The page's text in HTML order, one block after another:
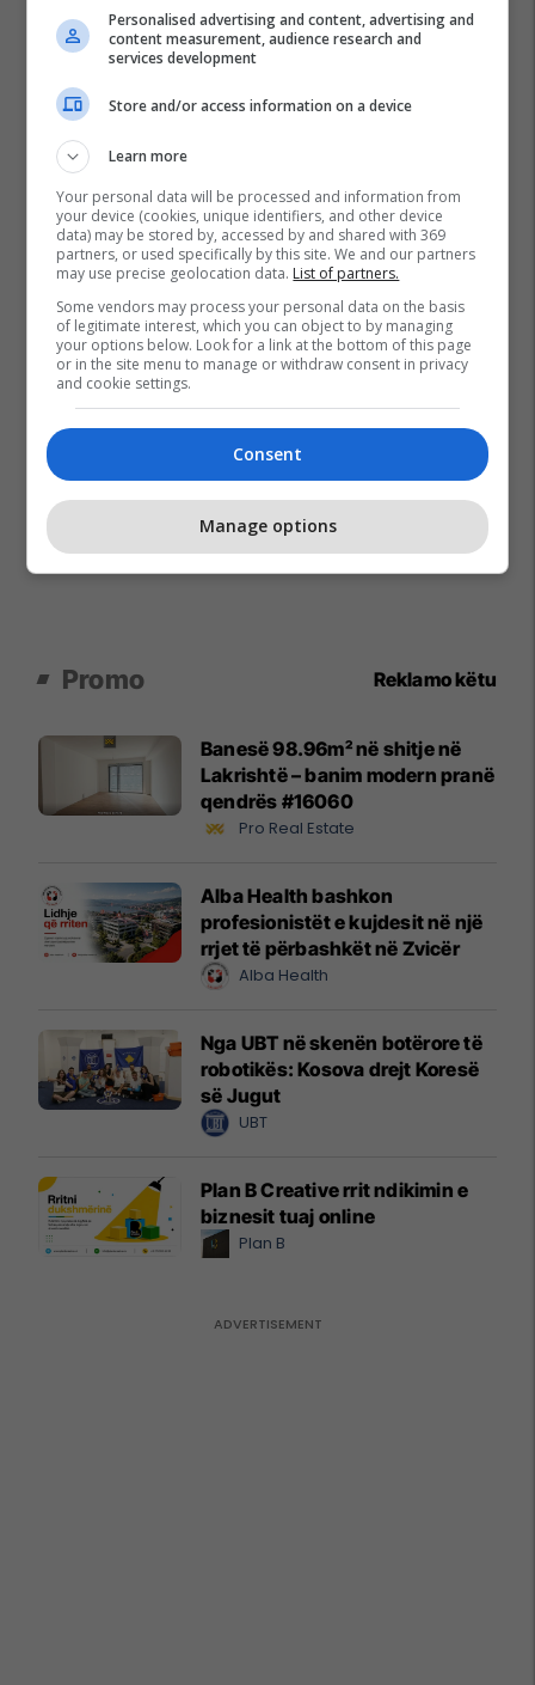
Promo Reklamo këtu
Banesë 98.96m² në shitje në
Lakrishtë – banim modern pranë
qendrës #16060
Pro Real Estate
Alba Health bashkon
profesionistët e kujdesit në një
rrjet të përbashkët në Zvicër
Alba Health
Nga UBT në skenën botërore të
robotikës: Kosova drejt Koresë
së Jugut
UBT
Plan B Creative rrit ndikimin e
biznesit tuaj online
Plan B
Personalised advertising and content, advertising and
content measurement, audience research and
services development
Store and/or access information on a device
Learn more
Your personal data will be processed and information from
your device (cookies, unique identifiers, and other device
data) may be stored by, accessed by and shared with 369
partners, or used specifically by this site. We and our partners
may use precise geolocation data. List of partners.
Some vendors may process your personal data on the basis
of legitimate interest, which you can object to by managing
your options below. Look for a link at the bottom of this page
or in the site menu to manage or withdraw consent in privacy
and cookie settings.
Consent
Manage options